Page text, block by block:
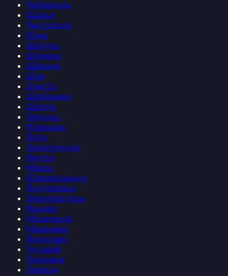
Чебаркуль
Шарья
Чистополь
Южа
Шатура
Шумиха
Щёкино
Шуя
Элиста
Шебекино
Шахты
Энгельс
Юрюзань
Ялта
Электроугли
Якутск
Маркс
Южноуральск
Ялуторовск
Электросталь
Ярцево
Махачкала
Макеевка
Волосово
Чусовой
Горловка
Донецк